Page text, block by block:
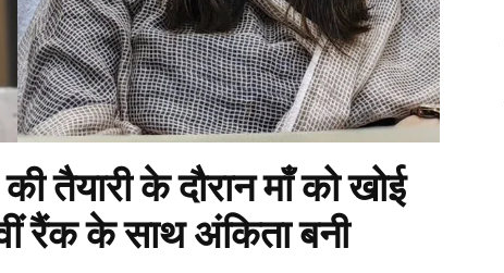
के दौरान माँ को खोई
रैंक के साथ अंकिता बनी